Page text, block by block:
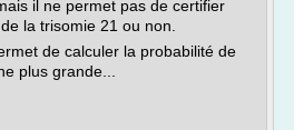
il ne permet pas de certifier
la trisomie 21 ou non.
de calculer la probabilité de
plus grande...